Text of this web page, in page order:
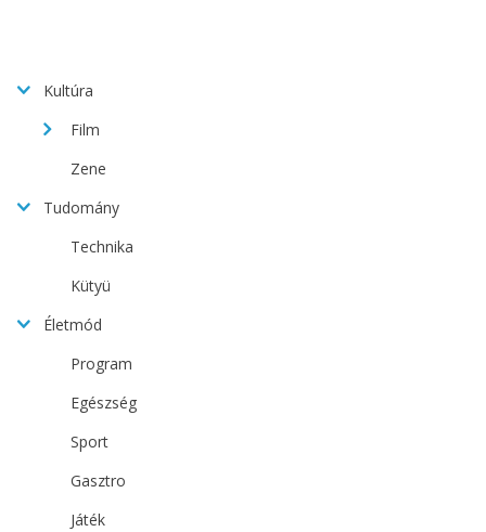
Kultúra
Film
Zene
Tudomány
Technika
Kütyü
Életmód
Program
Egészség
Sport
Gasztro
Játék